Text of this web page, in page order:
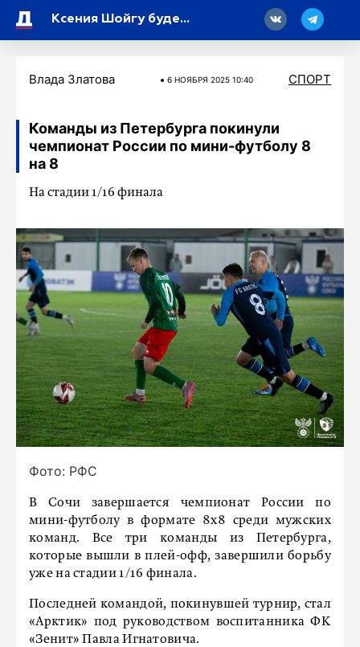
Ксения Шойгу будет выступать в зимнем триатлоне
Влада Златова 6 НОЯБРЯ 2025 10:40 СПОРТ
Команды из Петербурга покинули
чемпионат России по мини-футболу 8
на 8
На стадии 1/16 финала
Фото: РФС
В Сочи завершается чемпионат России по
мини-футболу в формате 8х8 среди мужских
команд. Все три команды из Петербурга,
которые вышли в плей-офф, завершили борьбу
уже на стадии 1/16 финала.
Последней командой, покинувшей турнир, стал
«Арктик» под руководством воспитанника ФК
«Зенит» Павла Игнатовича.